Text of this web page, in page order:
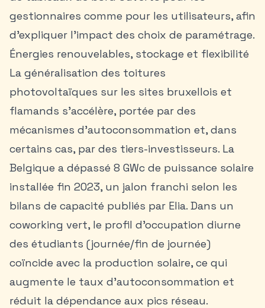
gestionnaires comme pour les utilisateurs, afin
d’expliquer l’impact des choix de paramétrage.
Énergies renouvelables, stockage et flexibilité
La généralisation des toitures
photovoltaïques sur les sites bruxellois et
flamands s’accélère, portée par des
mécanismes d’autoconsommation et, dans
certains cas, par des tiers-investisseurs. La
Belgique a dépassé 8 GWc de puissance solaire
installée fin 2023, un jalon franchi selon les
bilans de capacité publiés par Elia. Dans un
coworking vert, le profil d’occupation diurne
des étudiants (journée/fin de journée)
coïncide avec la production solaire, ce qui
augmente le taux d’autoconsommation et
réduit la dépendance aux pics réseau.